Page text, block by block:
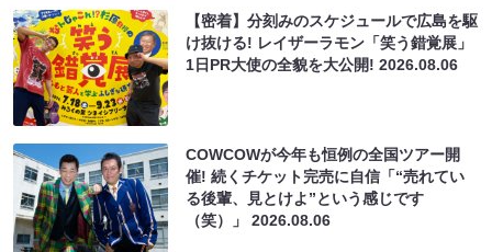
【密着】分刻みのスケジュールで広島を駆
け抜ける! レイザーラモン「笑う錯覚展」
1日PR大使の全貌を大公開!2026.08.06
COWCOWが今年も恒例の全国ツアー開
催! 続くチケット完売に自信「“売れてい
る後輩、見とけよ”という感じです
（笑）」2026.08.06